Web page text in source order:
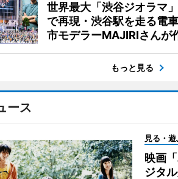
世界最大「渋谷ジオラマ
で再現・渋谷駅を走る
市モデラーMAJIRIさんが
もっと見る
ース
見る・遊
映画
ジタ